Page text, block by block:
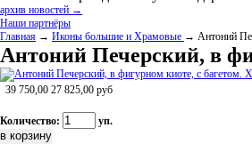
архив новостей →
Наши партнёры
Главная → Иконы большие и Храмовые → Антоний
Антоний Печерский, в
39 750,00 27 825,00 руб
Количество: уп.